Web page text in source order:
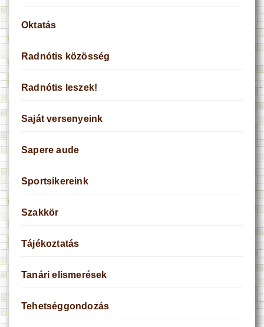
Oktatás
Radnótis közösség
Radnótis leszek!
Saját versenyeink
Sapere aude
Sportsikereink
Szakkör
Tájékoztatás
Tanári elismerések
Tehetséggondozás